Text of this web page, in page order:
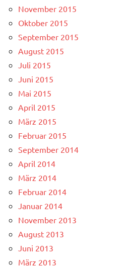
November 2015
Oktober 2015
September 2015
August 2015
Juli 2015
Juni 2015
Mai 2015
April 2015
März 2015
Februar 2015
September 2014
April 2014
März 2014
Februar 2014
Januar 2014
November 2013
August 2013
Juni 2013
März 2013